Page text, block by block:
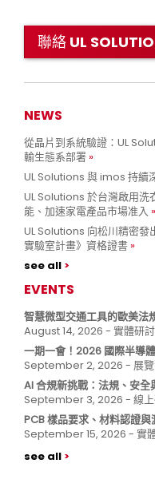
聯絡 UL
NEWS
從晶片到系統驗證：UL
輸生態系部署
UL Solutions 與 imos 持續
UL Solutions 於台灣啟用
能、加速家電產品市場准入
UL Solutions 向松川精密發
實驗室計畫》資格證書
see all
EVENTS
智慧微型交通工具的歐美法
August 14, 2026 - 實體研
一期一會！2026 國際半導
September 2, 2026 - 展
AI 合規新挑戰：法規、安全
September 3, 2026 - 線上
PCB 樣品要求、材料認證
September 15, 2026 - 實
see all